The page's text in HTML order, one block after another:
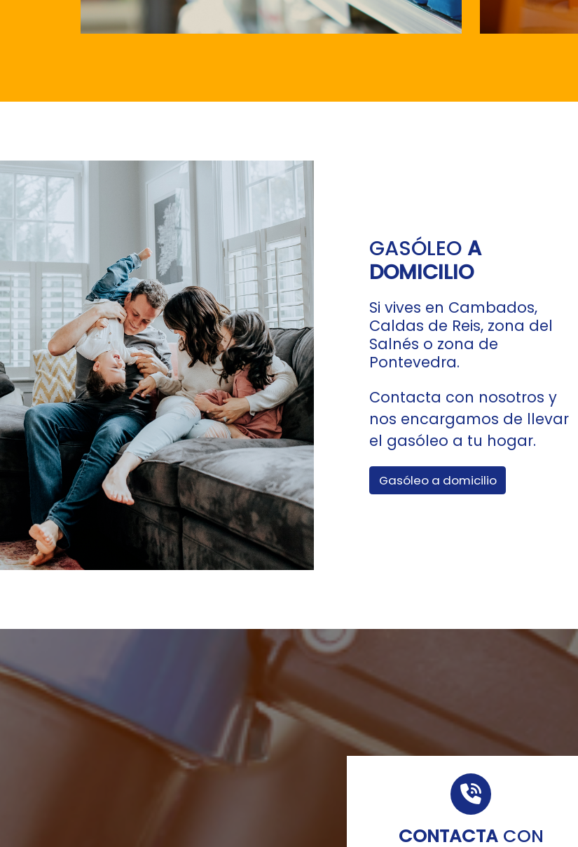
GASÓLEO A
DOMICILIO
Si vives en Cambados,
Caldas de Reis, zona del
Salnés o zona de
Pontevedra.
Contacta con nosotros y
nos encargamos de llevar
el gasóleo a tu hogar.
Gasóleo a domicilio
CONTACTA CON